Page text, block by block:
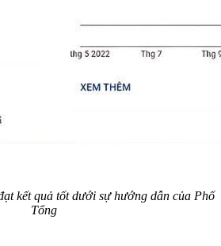
kết quả tốt dưới sự hướng dẫn của Phố
Tổng